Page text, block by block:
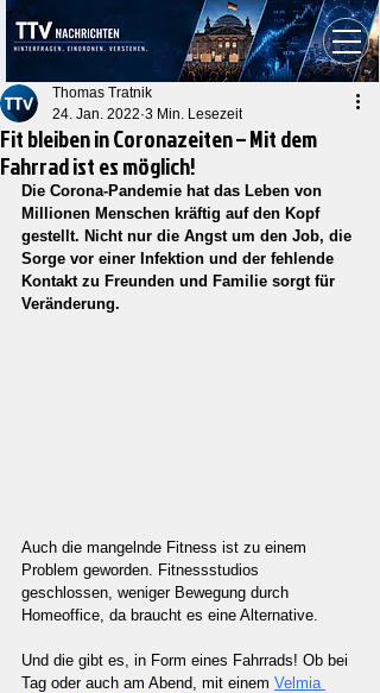
Fit bleiben in Coronazeiten – Mit dem
Fahrrad ist es möglich!
Thomas Tratnik
24. Jan. 2022 3 Min. Lesezeit
Die Corona-Pandemie hat das Leben von
Millionen Menschen kräftig auf den Kopf
gestellt. Nicht nur die Angst um den Job, die
Sorge vor einer Infektion und der fehlende
Kontakt zu Freunden und Familie sorgt für
Veränderung.
Auch die mangelnde Fitness ist zu einem
Problem geworden. Fitnessstudios
geschlossen, weniger Bewegung durch
Homeoffice, da braucht es eine Alternative.
Und die gibt es, in Form eines Fahrrads! Ob bei
Tag oder auch am Abend, mit einem Velmia